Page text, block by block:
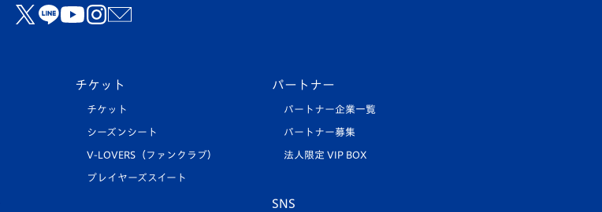
チケット
チケット
シーズンシート
V-LOVERS（ファンクラブ）
プレイヤーズスイート
パートナー
パートナー企業一覧
パートナー募集
法人限定 VIP BOX
SNS